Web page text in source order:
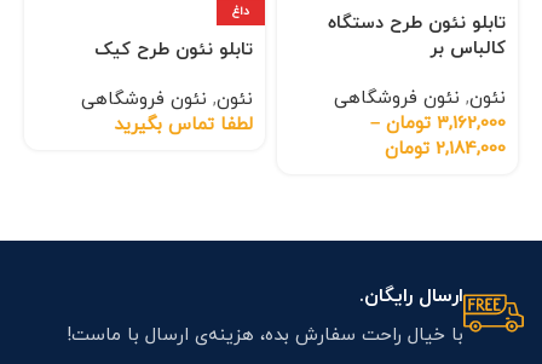
تابلو نئون طرح دستگاه
کالباس بر
نئون, نئون فروشگاهی
3,162,000 تومان –
2,184,000 تومان
داغ
تابلو نئون طرح کیک
نئون, نئون فروشگاهی
لطفا تماس بگیرید
ارسال رایگان.
با خیال راحت سفارش بده، هزینه‌ی ارسال با ماست!